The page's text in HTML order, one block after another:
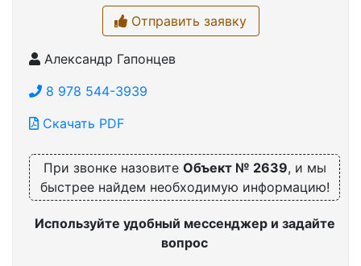
Отправить заявку
Александр Гапонцев
8 978 544-3939
Скачать PDF
При звонке назовите Объект № 2639, и мы
быстрее найдем необходимую информацию!
Используйте удобный мессенджер и задайте
вопрос